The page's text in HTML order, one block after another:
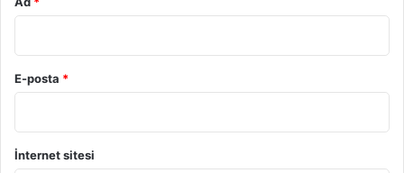
E-posta *
İnternet sitesi